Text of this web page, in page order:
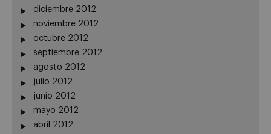
diciembre 2012
noviembre 2012
octubre 2012
septiembre 2012
agosto 2012
julio 2012
junio 2012
mayo 2012
abril 2012